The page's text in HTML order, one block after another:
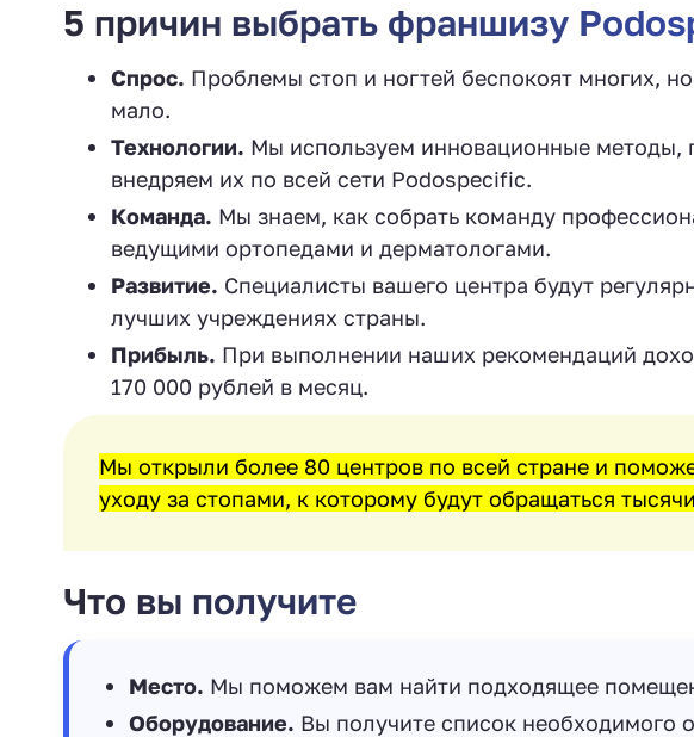
5 причин выбрать франшизу
Спрос. Проблемы стоп и ногтей беспокоят многих,
мало.
Технологии. Мы используем инновационные методы,
внедряем их по всей сети Podospecific.
Команда. Мы знаем, как собрать команду
ведущими ортопедами и дерматологами.
Развитие. Специалисты вашего центра будут
лучших учреждениях страны.
Прибыль. При выполнении наших рекомендаций
170 000 рублей в месяц.
Мы открыли более 80 центров по всей стране и
уходу за стопами, к которому будут обращаться
Что вы получите
Место. Мы поможем вам найти подходящее
Оборудование. Вы получите список необходимого